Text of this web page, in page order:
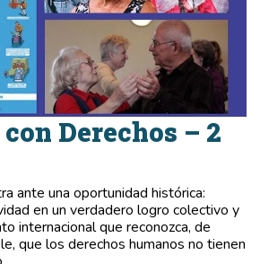
Derechos – 2
ante una oportunidad histórica:
en un verdadero logro colectivo y
internacional que reconozca, de
que los derechos humanos no tienen